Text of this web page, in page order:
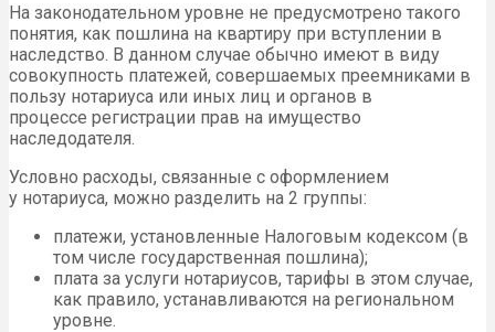
На законодательном уровне не предусмотрено такого
понятия, как пошлина на квартиру при вступлении в
наследство. В данном случае обычно имеют в виду
совокупность платежей, совершаемых преемниками в
пользу нотариуса или иных лиц и органов в
процессе регистрации прав на имущество
наследодателя.
Условно расходы, связанные с оформлением
у нотариуса, можно разделить на 2 группы:
платежи, установленные Налоговым кодексом (в
том числе государственная пошлина);
плата за услуги нотариусов, тарифы в этом случае,
как правило, устанавливаются на региональном
уровне.